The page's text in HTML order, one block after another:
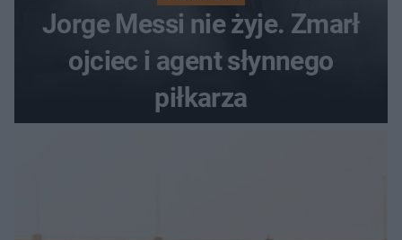
Jorge Messi nie żyje. Zmarł
ojciec i agent słynnego
piłkarza